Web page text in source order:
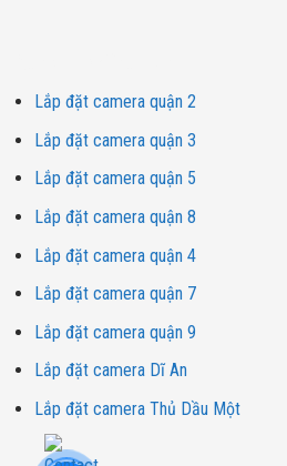
Lắp đặt camera quận 2
Lắp đặt camera quận 3
Lắp đặt camera quận 5
Lắp đặt camera quận 8
Lắp đặt camera quận 4
Lắp đặt camera quận 7
Lắp đặt camera quận 9
Lắp đặt camera Dĩ An
Lắp đặt camera Thủ Dầu Một